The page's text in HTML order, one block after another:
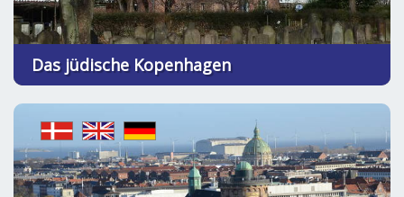
Das jüdische Kopenhagen